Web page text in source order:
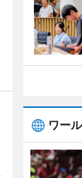
ワー